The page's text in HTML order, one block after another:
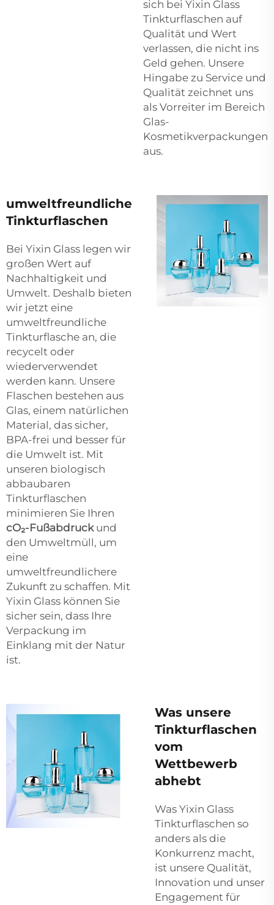
sich bei Yixin Glass
Tinkturflaschen auf
Qualität und Wert
verlassen, die nicht ins
Geld gehen. Unsere
Hingabe zu Service und
Qualität zeichnet uns
als Vorreiter im Bereich
Glas-
Kosmetikverpackungen
aus.
umweltfreundliche
Tinkturflaschen
Bei Yixin Glass legen wir
großen Wert auf
Nachhaltigkeit und
Umwelt. Deshalb bieten
wir jetzt eine
umweltfreundliche
Tinkturflasche an, die
recycelt oder
wiederverwendet
werden kann. Unsere
Flaschen bestehen aus
Glas, einem natürlichen
Material, das sicher,
BPA-frei und besser für
die Umwelt ist. Mit
unseren biologisch
abbaubaren
Tinkturflaschen
minimieren Sie Ihren
cO₂-Fußabdruck und
den Umweltmüll, um
eine
umweltfreundlichere
Zukunft zu schaffen. Mit
Yixin Glass können Sie
sicher sein, dass Ihre
Verpackung im
Einklang mit der Natur
ist.
Was unsere
Tinkturflaschen
vom
Wettbewerb
abhebt
Was Yixin Glass
Tinkturflaschen so
anders als die
Konkurrenz macht,
ist unsere Qualität,
Innovation und unser
Engagement für